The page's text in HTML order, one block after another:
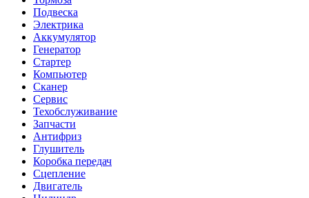
Подвеска
Электрика
Аккумулятор
Генератор
Стартер
Компьютер
Сканер
Сервис
Техобслуживание
Запчасти
Антифриз
Глушитель
Коробка передач
Сцепление
Двигатель